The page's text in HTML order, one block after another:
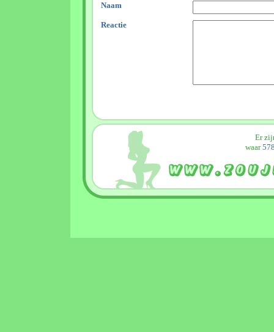
Naam
Reactie
Er
waar